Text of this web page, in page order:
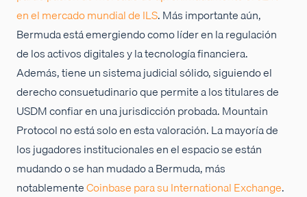
en el mercado mundial de ILS. Más importante aún,
Bermuda está emergiendo como líder en la regulación
de los activos digitales y la tecnología financiera.
Además, tiene un sistema judicial sólido, siguiendo el
derecho consuetudinario que permite a los titulares de
USDM confiar en una jurisdicción probada. Mountain
Protocol no está solo en esta valoración. La mayoría de
los jugadores institucionales en el espacio se están
mudando o se han mudado a Bermuda, más
notablementeCoinbase para su International Exchange.